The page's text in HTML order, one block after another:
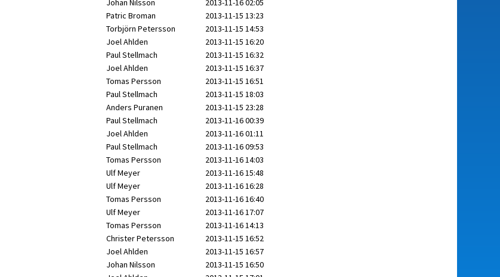
Johan Nilsson
2013-11-16 02:05
Patric Broman
2013-11-15 13:23
Torbjörn Petersson
2013-11-15 14:53
Joel Ahlden
2013-11-15 16:20
Paul Stellmach
2013-11-15 16:32
Joel Ahlden
2013-11-15 16:37
Tomas Persson
2013-11-15 16:51
Paul Stellmach
2013-11-15 18:03
Anders Puranen
2013-11-15 23:28
Paul Stellmach
2013-11-16 00:39
Joel Ahlden
2013-11-16 01:11
Paul Stellmach
2013-11-16 09:53
Tomas Persson
2013-11-16 14:03
Ulf Meyer
2013-11-16 15:48
Ulf Meyer
2013-11-16 16:28
Tomas Persson
2013-11-16 16:40
Ulf Meyer
2013-11-16 17:07
Tomas Persson
2013-11-16 14:13
Christer Petersson
2013-11-15 16:52
Joel Ahlden
2013-11-15 16:57
Johan Nilsson
2013-11-15 16:50